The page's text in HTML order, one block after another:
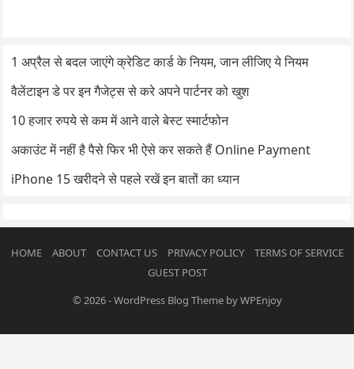
1 अप्रैल से बदल जाएंगे क्रेडिट कार्ड के नियम, जान लीजिए ये नियम
वैलेंटाइन डे पर इन गैजेट्स से करे अपने पार्टनर को खुश
10 हजार रुपये से कम में आने वाले बेस्ट स्मार्टफोन
अकाउंट में नहीं है पैसे फिर भी ऐसे कर सकते हैं Online Payment
iPhone 15 खरीदने से पहले रखें इन बातों का ध्यान
HOME ABOUT CONTACT US PRIVACY POLICY
TERMS OF SERVICE
GUEST POST
© 2026-WordPress Blog ThemebyWPEnjoy